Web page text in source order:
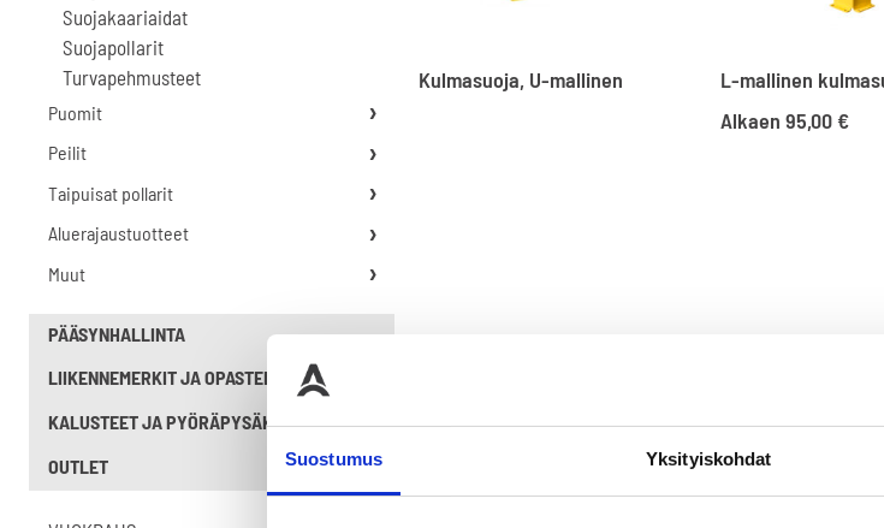
Suostumus Yksityiskohdat
Suojakaariaidat
Suojapollarit
Turvapehmusteet
Puomit
Peilit
Taipuisat pollarit
Aluerajaustuotteet
Muut
PÄÄSYNHALLINTA
LIIKENNEMERKIT JA OPASTEET
KALUSTEET JA PYÖRÄPYSÄKÖINTI
OUTLET
Kulmasuoja, U-mallinen
L-mallinen
Alkaen95,00 €